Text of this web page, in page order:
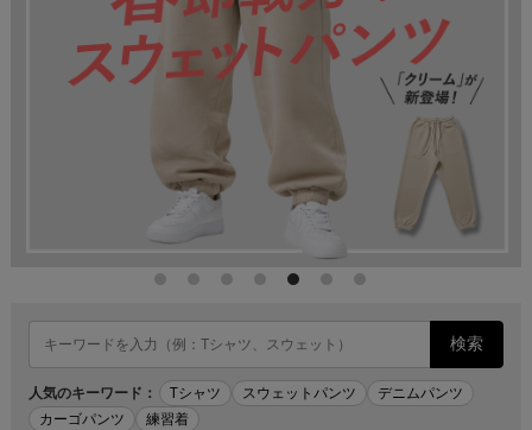
検索
人気のキーワード： Tシャツ スウェットパンツ
デニムパンツ
カーゴパンツ
練習着